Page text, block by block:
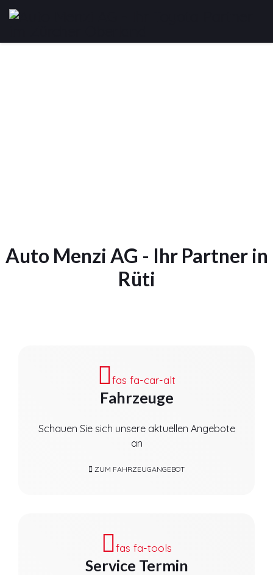
Auto Menzi AG - Ihr Partner in
Rüti
fas fa-car-alt
Fahrzeuge
Schauen Sie sich unsere aktuellen Angebote
an
ZUM FAHRZEUGANGEBOT
fas fa-tools
Service Termin